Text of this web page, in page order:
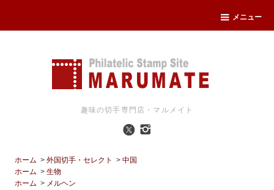
メニュー
趣味の切手専門店・マルメイト
ホーム >外国切手・セレクト >中国
ホーム >生物
ホーム > メルヘン